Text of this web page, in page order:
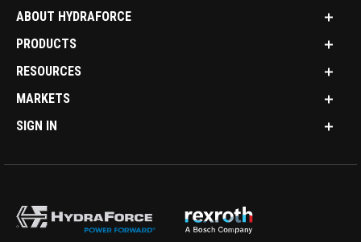
ABOUT HYDRAFORCE
PRODUCTS
RESOURCES
MARKETS
SIGN IN